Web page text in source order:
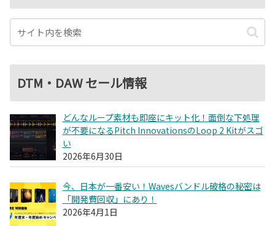
DTM・DAW セール情報
どんなループ素材も即座にキット化！面倒な下処理
が不要になるPitch InnovationsのLoop 2 Kitがスゴ
い
2026年6月30日
今、日本が一番安い！Wavesバンドル破格の秘密は
「開発費回収」にあり！
2026年4月1日